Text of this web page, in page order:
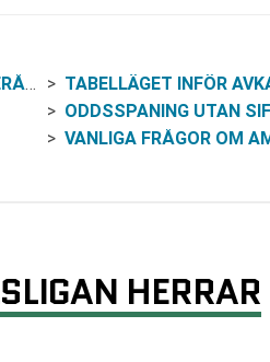
HF
TABELLÄGET INFÖR
ODDSSPANING UTAN
VANLIGA FRÅGOR OM AMO
HERRAR